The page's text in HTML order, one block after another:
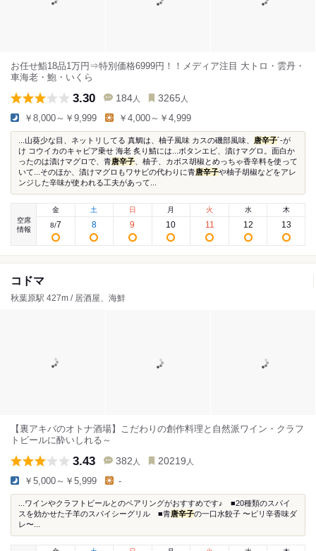
お任せ鮨18品1万円⇒特別価格6999円！！メディア注目 大トロ・雲丹・
車海老・鮑・いくら
3.30 184 人 3265 人
￥8,000～￥9,999 ￥4,000～￥4,999
...山葵少な目、ネットリしてる 真鯛は、柚子風味 カスの磯部風味、 唐辛子´-が
け コウイカのキャビア乗せ 海老 炙り鯖には...ボタンエビ、漬けマグロ。面白か
ったのは漬けマグロで、青唐辛子 、柚子、カボス胡椒とめっちゃ香辛料を使って
いて...そのほか、漬けマグロもワサビの代わりに青唐辛子や柚子胡椒などをアレ
ンジした辛味が使われる工夫があって...
空席
情報
金
8/7
土
8
日
9
月
10
火
11
水
12
木
13
コドマ
秋葉原駅 427m / 居酒屋、海鮮
【裏アキバのオトナ酒場】こだわりの創作料理と自然派ワイン・クラフ
トビールに酔いしれる～
3.43 382 人 20219 人
￥5,000～￥5,999 -
...ワインやクラフトビールとのペアリングがおすすめです♪ ■20種類のスパイ
スを効かせた子羊のスパイシーグリル ■青唐辛子の一口水餃子 〜ピリ辛香味ダ
レ〜...